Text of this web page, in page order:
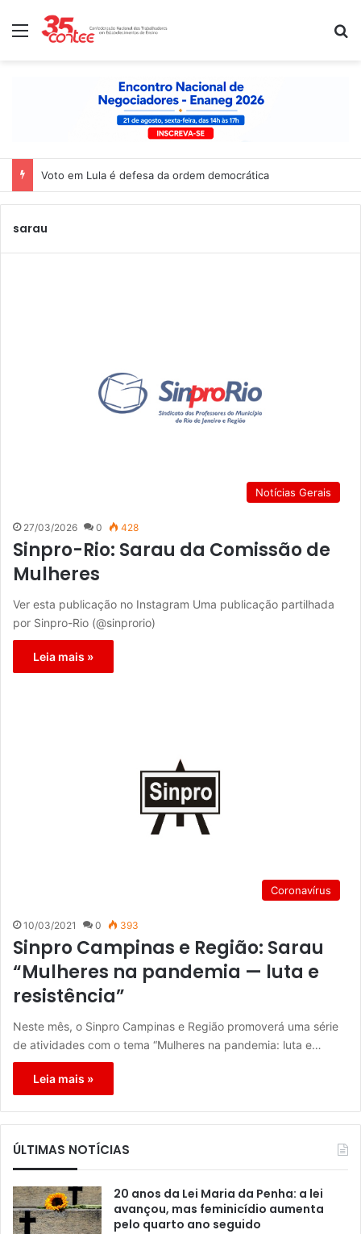
Menu
Voto em Lula é defesa da ordem democrática
sarau
Notícias Gerais
27/03/2026 0 428
Sinpro-Rio: Sarau da Comissão de
Mulheres
Ver esta publicação no Instagram Uma publicação partilhada
por Sinpro-Rio (@sinprorio)
Leia mais »
Coronavírus
10/03/2021 0 393
Sinpro Campinas e Região: Sarau
“Mulheres na pandemia — luta e
resistência”
Neste mês, o Sinpro Campinas e Região promoverá uma série
de atividades com o tema “Mulheres na pandemia: luta e…
Leia mais »
ÚLTIMAS NOTÍCIAS
20 anos da Lei Maria da Penha: a lei
avançou, mas feminicídio aumenta
pelo quarto ano seguido